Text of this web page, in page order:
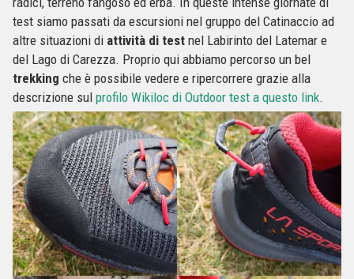
test siamo passati da escursioni nel gruppo del Catinaccio ad
altre situazioni di attività di test nel Labirinto del Latemar e
del Lago di Carezza. Proprio qui abbiamo percorso un bel
trekking che è possibile vedere e ripercorrere grazie alla
descrizione sul profilo Wikiloc di Outdoor test a questo link.